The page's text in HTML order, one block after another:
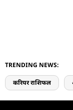
TRENDING NEWS:
करियर राशिफल